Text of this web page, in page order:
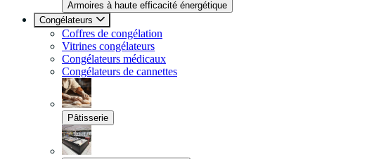
Armoires à haute efficacité énergétique
Congélateurs
Coffres de congélation
Vitrines congélateurs
Congélateurs médicaux
Congélateurs de cannettes
Pâtisserie